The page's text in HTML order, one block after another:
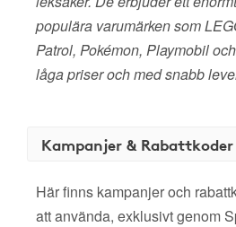
populära varumärken som
Patrol, Pokémon, Playmobil
låga priser och med snabb
Kampanjer & Rabattkoder
Här finns kampanjer och
att använda, exklusivt genom